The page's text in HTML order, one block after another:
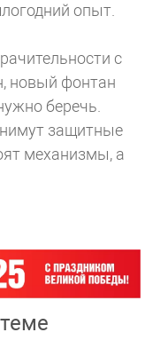
опыт.
с
новый фонтан
беречь.
защитные
механизмы, а